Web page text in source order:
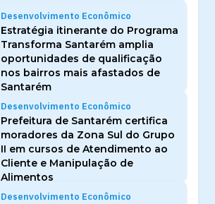
Desenvolvimento Econômico
Estratégia itinerante do Programa
Transforma Santarém amplia
oportunidades de qualificação
nos bairros mais afastados de
Santarém
Desenvolvimento Econômico
Prefeitura de Santarém certifica
moradores da Zona Sul do Grupo
II em cursos de Atendimento ao
Cliente e Manipulação de
Alimentos
Desenvolvimento Econômico